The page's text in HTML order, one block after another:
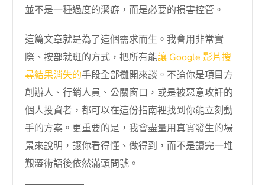
並不是一種過度的潔癖，而是必要的損害控管。
這篇文章就是為了這個需求而生。我會用非常實
際、按部就班的方式，把所有能讓 Google 影片搜
尋結果消失的手段全部攤開來談。不論你是項目方
創辦人、行銷人員、公關窗口，或是被惡意攻訐的
個人投資者，都可以在這份指南裡找到你能立刻動
手的方案。更重要的是，我會盡量用真實發生的場
景來說明，讓你看得懂、做得到，而不是讀完一堆
艱澀術語後依然滿頭問號。